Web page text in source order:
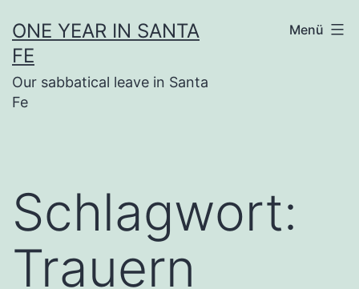
Inhalt
springen
ONE YEAR IN SANTA
FE
Our sabbatical leave in Santa
Fe
Menü
Schlagwort:
Trauern